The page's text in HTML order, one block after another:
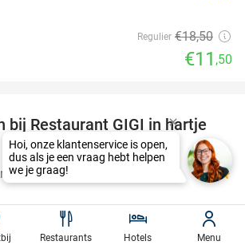
Regulier €18,50
€11 ,50
43%
bij Restaurant GIGI in hartje
9.0star
€22
€12,50
Restaurants Hotels Menu
Hoi, onze klantenservice is open,
dus als je een vraag hebt helpen
we je graag!